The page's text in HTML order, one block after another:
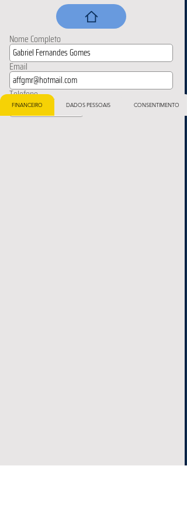
Nome Completo
Email
Telefone
FINANCEIRO DADOS PESSOAIS CONSENTIMENTO